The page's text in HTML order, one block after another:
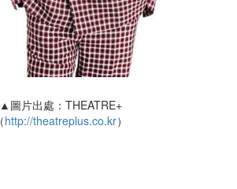
▲圖片出處：THEATRE+
（http://theatreplus.co.kr）